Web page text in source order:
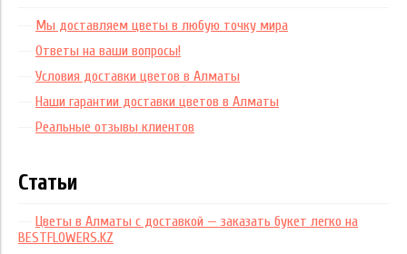
Мы доставляем цветы в любую точку мира
Ответы на ваши вопросы!
Условия доставки цветов в Алматы
Наши гарантии доставки цветов в Алматы
Реальные отзывы клиентов
Статьи
Цветы в Алматы с доставкой — заказать букет легко на
BESTFLOWERS.KZ